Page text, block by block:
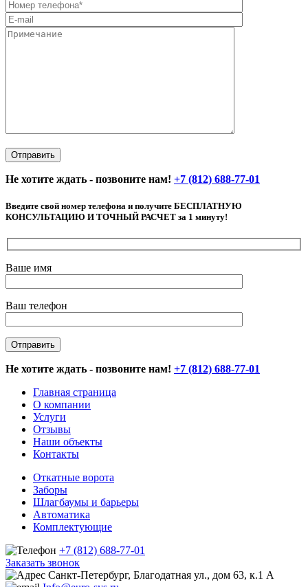
Не хотите ждать - позвоните нам! +7 (812) 688-77-01
Введите свой номер телефона и получите БЕСПЛАТНУЮ
КОНСУЛЬТАЦИЮ И ТОЧНЫЙ РАСЧЕТ за 1 минуту!
Ваше имя
Ваш телефон
Не хотите ждать - позвоните нам! +7 (812) 688-77-01
Главная страница
О компании
Услуги
Отзывы
Наши объекты
Контакты
Откатные ворота
Заборы
Шлагбаумы и барьеры
Автоматика
Комплектующие
+7 (812) 688-77-01
Заказать звонок
Санкт-Петербург, Благодатная ул., дом 63, к.1 А